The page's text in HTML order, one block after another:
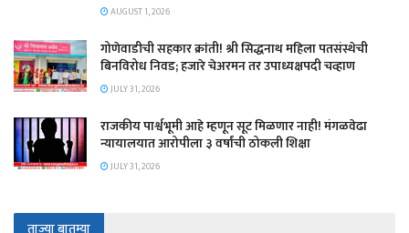
AUGUST 1, 2026
गोणेवाडीची सहकार क्रांती! श्री सिद्धनाथ महिला पतसंस्थेची
बिनविरोध निवड; हजारे चेअरमन तर उपाध्यक्षपदी चव्हाण
JULY 31, 2026
राजकीय पार्श्वभूमी आहे म्हणून सूट मिळणार नाही! मंगळवेढा
न्यायालयात आरोपीला ३ वर्षांची ठोकली शिक्षा
JULY 31, 2026
ताज्या बातम्या